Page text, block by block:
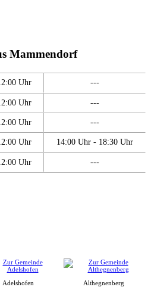
Mammendorf
Uhr ---
Uhr ---
Uhr ---
Uhr 14:00 Uhr - 18:30 Uhr
Uhr ---
Adelshofen Althegnenberg